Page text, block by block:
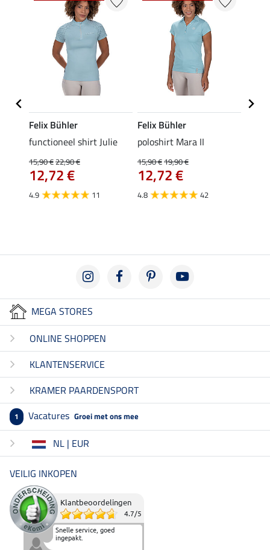
Felix Bühler
functioneel shirt Julie
15,90 €22,90 €
12,72 €
4.9 11
Felix Bühler
poloshirt Mara II
15,90 €19,90 €
12,72 €
4.8 42
MEGA STORES
ONLINE SHOPPEN
KLANTENSERVICE
KRAMER PAARDENSPORT
1 Vacatures Groei met ons mee
NL | EUR
VEILIG INKOPEN
Klantbeoordelingen
4.7/5
Snelle service, goed
ingepakt.